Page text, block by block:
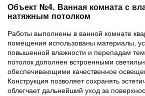
Объект №4. Ванная комната с
натяжным потолком
Работы выполнены в ванной комнате
помещения использованы материалы,
повышенной влажности и перепадам
потолок дополнен встроенными
обеспечивающими качественное
Конструкция позволяет сохранять
облегчает дальнейший уход за